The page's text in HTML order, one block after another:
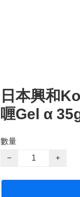
日本興和
喱Gel α
數量
−
+